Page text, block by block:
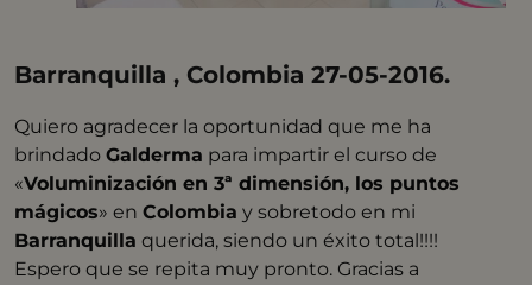
Barranquilla , Colombia 27-05-2016.
Quiero agradecer la oportunidad que me ha
brindadoGalderma para impartir el curso de
«Voluminización en 3ª dimensión, los puntos
mágicos» enColombia y sobretodo en mi
Barranquilla querida, siendo un éxito total!!!!
Espero que se repita muy pronto. Gracias a